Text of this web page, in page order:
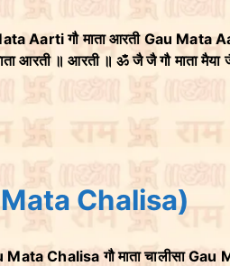
Aarti गौ माता आरती Gau Mata
॥ आरती ॥ ॐ जै जै गौ माता मैया जै
Mata Chalisa)
Mata Chalisa गौ माता चालीसा